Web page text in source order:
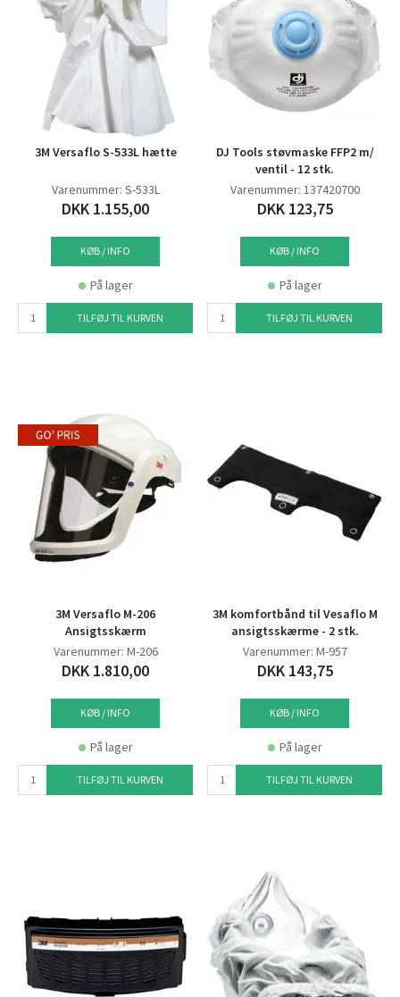
3M Versaflo S-533L hætte
Varenummer: S-533L
DKK 1.155,00
KØB / INFO
På lager
TILFØJ TIL KURVEN
DJ Tools støvmaske FFP2 m/
ventil - 12 stk.
Varenummer: 137420700
DKK 123,75
KØB / INFO
På lager
TILFØJ TIL KURVEN
3M Versaflo M-206
Ansigtsskærm
Varenummer: M-206
DKK 1.810,00
KØB / INFO
På lager
TILFØJ TIL KURVEN
3M komfortbånd til Vesaflo M
ansigtsskærme - 2 stk.
Varenummer: M-957
DKK 143,75
KØB / INFO
På lager
TILFØJ TIL KURVEN